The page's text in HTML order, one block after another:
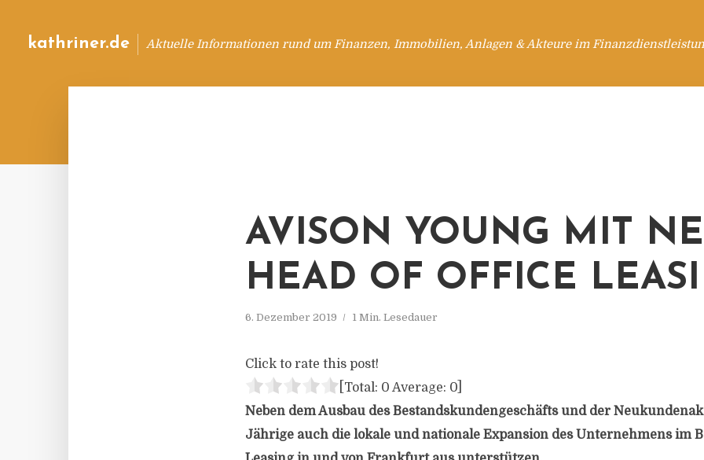
kathriner.de Aktuelle Informationen rund um Finanzen, Immobilien, Anlagen & Akteure im
AVISON YOUNG MIT
HEAD OF OFFICE
6. Dezember 2019 1 Min. Lesedauer
Click to rate this post!
[Total: 0 Average: 0
Neben dem Ausbau des Bestandskundengeschäfts und der
Jährige auch die lokale und nationale Expansion des Unternehmens im